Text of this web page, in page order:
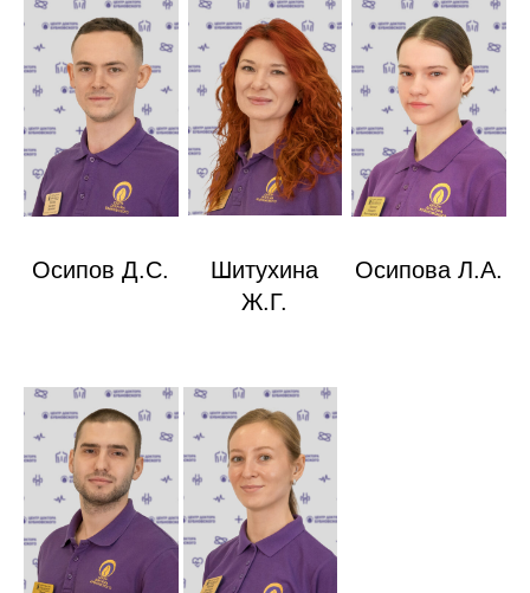
Осипов Д.С.
Шитухина
Ж.Г.
Осипова Л.А.